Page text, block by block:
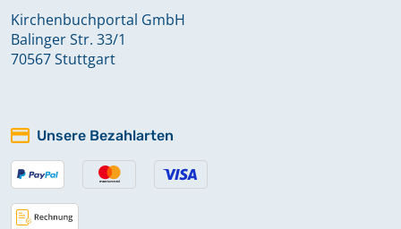
Kirchenbuchportal GmbH
Balinger Str. 33/1
70567 Stuttgart
Unsere Bezahlarten